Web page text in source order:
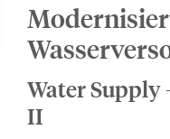
Water Supply
II